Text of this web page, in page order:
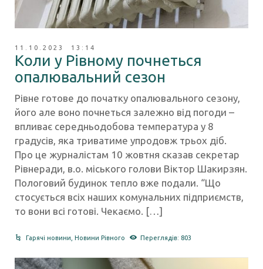
11.10.2023 13:14
Коли у Рівному почнеться
опалювальний сезон
Рівне готове до початку опалювального сезону,
його але воно почнеться залежно від погоди –
впливає середньодобова температура у 8
градусів, яка триватиме упродовж трьох діб.
Про це журналістам 10 жовтня сказав секретар
Рівнеради, в.о. міського голови Віктор Шакирзян.
Пологовий будинок тепло вже подали. “Що
стосується всіх наших комунальних підприємств,
то вони всі готові. Чекаємо. […]
Гарячі новини ,Новини Рівного Переглядів: 803